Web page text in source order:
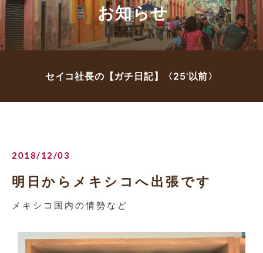
お知らせ
セイコ社長の【ガチ日記】〈25'以前〉
2018/12/03
明日からメキシコへ出張です
メキシコ国内の情勢など